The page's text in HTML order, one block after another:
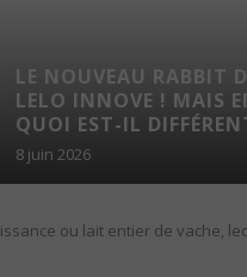
LE NOUVEAU RABBIT
LELO INNOVE ! MAIS
QUOI EST-IL
8 juin 2026
ou lait entier de vache,